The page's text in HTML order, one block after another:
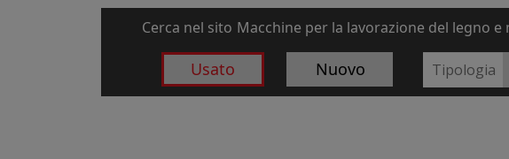
Cerca nel sito Macchine per la lavorazione del legno
Usato Nuovo